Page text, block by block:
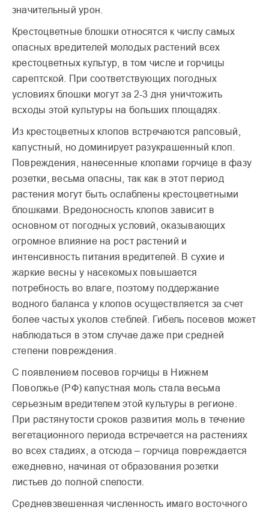
значительный урон.
Крестоцветные блошки относятся к числу самых
опасных вредителей молодых растений всех
крестоцветных культур, в том числе и горчицы
сарептской. При соответствующих погодных
условиях блошки могут за 2-3 дня уничтожить
всходы этой культуры на больших площадях.
Из крестоцветных клопов встречаются рапсовый,
капустный, но доминирует разукрашенный клоп.
Повреждения, нанесенные клопами горчице в фазу
розетки, весьма опасны, так как в этот период
растения могут быть ослаблены крестоцветными
блошками. Вредоносность клопов зависит в
основном от погодных условий, оказывающих
огромное влияние на рост растений и
интенсивность питания вредителей. В сухие и
жаркие весны у насекомых повышается
потребность во влаге, поэтому поддержание
водного баланса у клопов осуществляется за счет
более частых уколов стеблей. Гибель посевов может
наблюдаться в этом случае даже при средней
степени повреждения.
С появлением посевов горчицы в Нижнем
Поволжье (РФ) капустная моль стала весьма
серьезным вредителем этой культуры в регионе.
При растянутости сроков развития моль в течение
вегетационного периода встречается на растениях
во всех стадиях, а отсюда – горчица повреждается
ежедневно, начиная от образования розетки
листьев до полной спелости.
Средневзвешенная численность имаго восточного